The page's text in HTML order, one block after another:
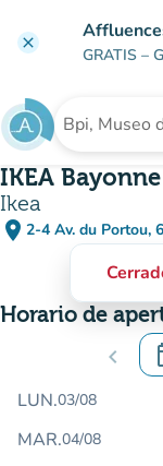
clear
GRATIS –
Buscar un
IKEA Bayonne
Ikea
place 2-4 Av. du Portou,
Horario de
chevron_left .
LUN.03/08
MAR.04/08